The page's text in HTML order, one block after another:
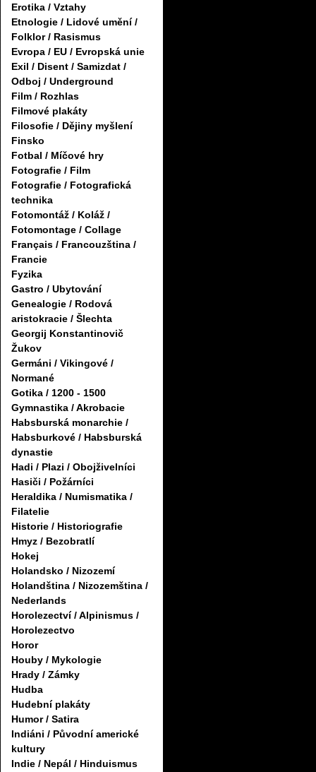
Erotika / Vztahy
Etnologie / Lidové umění /
Folklor / Rasismus
Evropa / EU / Evropská unie
Exil / Disent / Samizdat /
Odboj / Underground
Film / Rozhlas
Filmové plakáty
Filosofie / Dějiny myšlení
Finsko
Fotbal / Míčové hry
Fotografie / Film
Fotografie / Fotografická
technika
Fotomontáž / Koláž /
Fotomontage / Collage
Français / Francouzština /
Francie
Fyzika
Gastro / Ubytování
Genealogie / Rodová
aristokracie / Šlechta
Georgij Konstantinovič
Žukov
Germáni / Vikingové /
Normané
Gotika / 1200 - 1500
Gymnastika / Akrobacie
Habsburská monarchie /
Habsburkové / Habsburská
dynastie
Hadi / Plazi / Obojživelníci
Hasiči / Požárníci
Heraldika / Numismatika /
Filatelie
Historie / Historiografie
Hmyz / Bezobratlí
Hokej
Holandsko / Nizozemí
Holandština / Nizozemština /
Nederlands
Horolezectví / Alpinismus /
Horolezectvo
Horor
Houby / Mykologie
Hrady / Zámky
Hudba
Hudební plakáty
Humor / Satira
Indiáni / Původní americké
kultury
Indie / Nepál / Hinduismus